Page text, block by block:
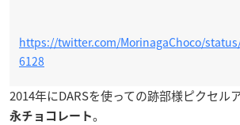
https://twitter.com/MorinagaChoco/
6128
2014年にDARSを使っての跡部様ピクセル
永チョコレート。